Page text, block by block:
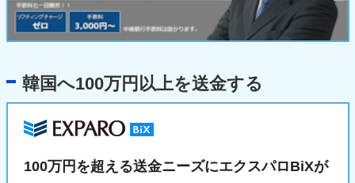
韓国へ100万円以上を送金する
100万円を超える送金ニーズにエクスパロBiXが